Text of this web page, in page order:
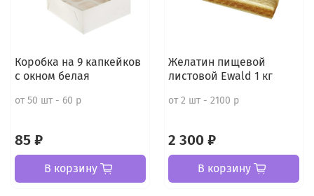
Коробка на 9 капкейков
с окном белая
от 50 шт - 60 р
85 ₽
В корзину
Желатин пищевой
листовой Ewald 1 кг
от 2 шт - 2100 р
2 300 ₽
В корзину